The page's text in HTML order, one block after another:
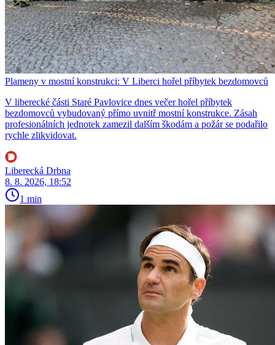
Plameny v mostní konstrukci: V Liberci hořel příbytek bezdomovců
V liberecké části Staré Pavlovice dnes večer hořel příbytek
bezdomovců vybudovaný přímo uvnitř mostní konstrukce. Zásah
profesionálních jednotek zamezil dalším škodám a požár se podařilo
rychle zlikvidovat.
Liberecká Drbna
8. 8. 2026, 18:52
1 min